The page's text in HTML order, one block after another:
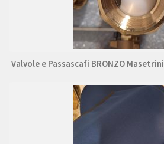
Valvole e Passascafi BRONZO Masetrini